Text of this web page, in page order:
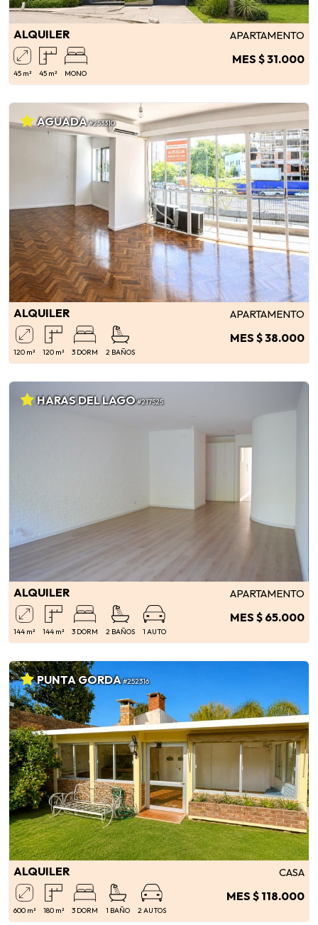
ALQUILER APARTAMENTO
45 m² 45 m² MONO
MES $ 31.000
AGUADA#253310
ALQUILER APARTAMENTO
120 m² 120 m² 3 DORM 2 BAÑOS
MES $ 38.000
HARAS DEL LAGO#217525
ALQUILER APARTAMENTO
144 m² 144 m² 3 DORM 2 BAÑOS 1 AUTO
MES $ 65.000
PUNTA GORDA#252316
ALQUILER CASA
600 m² 180 m² 3 DORM 1 BAÑO 2 AUTOS
MES $ 118.000